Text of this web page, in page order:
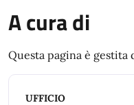
A cura di
Questa pagina è gestita
UFFICIO